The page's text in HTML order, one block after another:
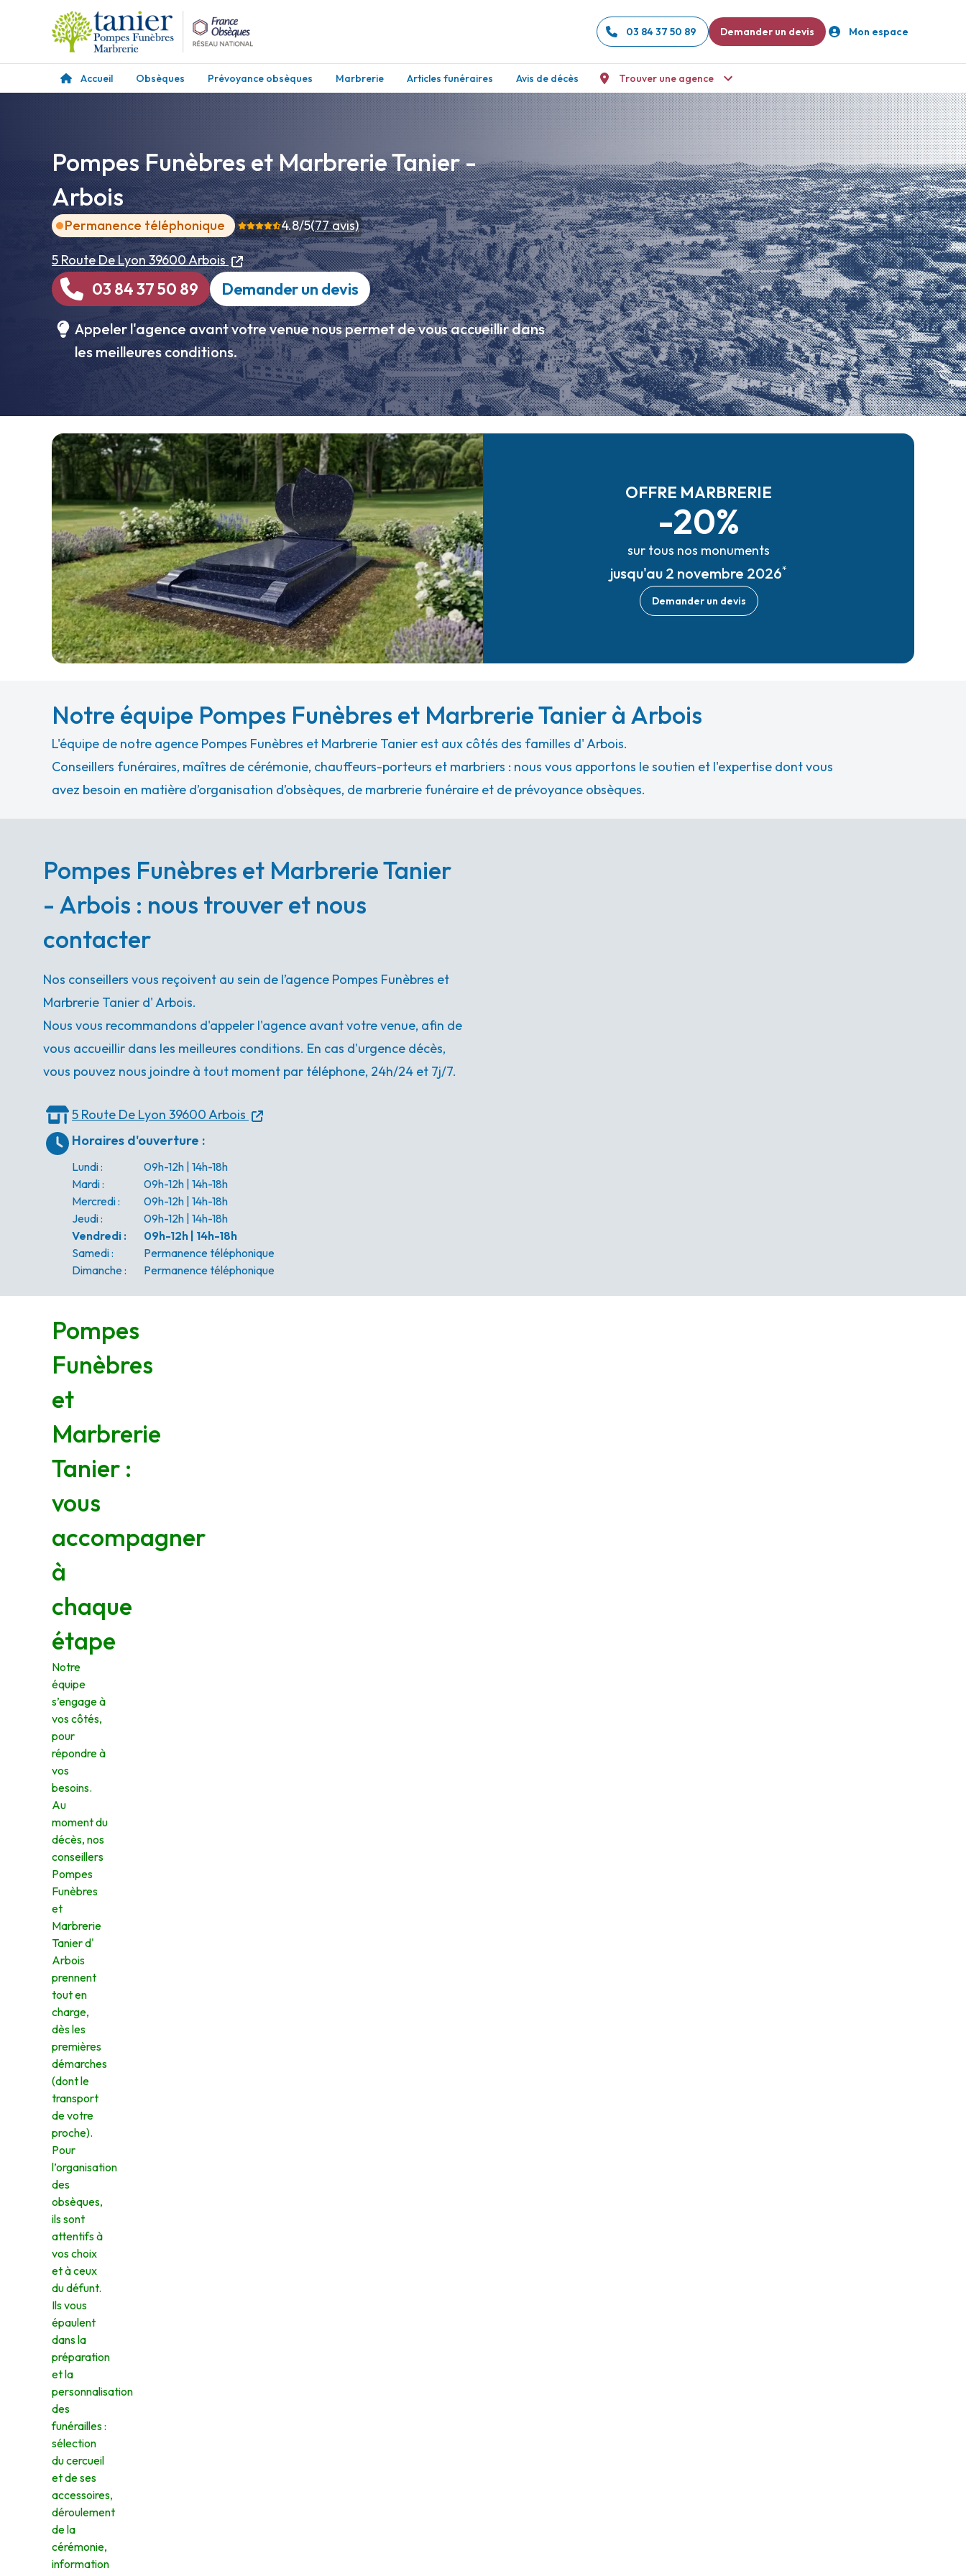
03 84 37 50 89 Demander un devis Mon espace
Accueil Obsèques Prévoyance obsèques Marbrerie Articles funéraires Avis de décès Trouver une agence
Pompes Funèbres et Marbrerie Tanier -
Arbois
Permanence téléphonique 4.8/5(77avis)
5 Route De Lyon39600 Arbois
03 84 37 50 89 Demander un devis
Appeler l'agence avant votre venue nous permet de vous accueillir dans
les meilleures conditions.
OFFRE MARBRERIE
-20%
sur tous nos monuments
jusqu'au 2 novembre 2026*
Demander un devis
Notre équipe Pompes Funèbres et Marbrerie Tanier à Arbois
L'équipe de notre agence Pompes Funèbres et Marbrerie Tanier est aux côtés des familles d' Arbois.
Conseillers funéraires, maîtres de cérémonie, chauffeurs-porteurs et marbriers : nous vous apportons le soutien et l'expertise dont vous
avez besoin en matière d’organisation d’obsèques, de marbrerie funéraire et de prévoyance obsèques.
Pompes Funèbres et Marbrerie Tanier
- Arbois : nous trouver et nous
contacter
Nos conseillers vous reçoivent au sein de l’agence Pompes Funèbres et
Marbrerie Tanier d' Arbois.
Nous vous recommandons d'appeler l'agence avant votre venue, afin de
vous accueillir dans les meilleures conditions. En cas d'urgence décès,
vous pouvez nous joindre à tout moment par téléphone, 24h/24 et 7j/7.
5 Route De Lyon 39600 Arbois
Horaires d'ouverture :
Lundi:
09h-12h | 14h-18h
Mardi:
09h-12h | 14h-18h
Mercredi:
09h-12h | 14h-18h
Jeudi:
09h-12h | 14h-18h
Vendredi :
09h-12h | 14h-18h
Samedi:
Permanence téléphonique
Dimanche: Permanence téléphonique
Pompes
Funèbres
et
Marbrerie
Tanier :
vous
accompagner
à
chaque
étape
Notre
équipe
s’engage à
vos côtés,
pour
répondre à
vos
besoins.
Au
moment du
décès, nos
conseillers
Pompes
Funèbres
et
Marbrerie
Tanier d'
Arbois
prennent
tout en
charge,
dès les
premières
démarches
(dont le
transport
de votre
proche).
Pour
l’organisation
des
obsèques,
ils sont
attentifs à
vos choix
et à ceux
du défunt.
Ils vous
épaulent
dans la
préparation
et la
personnalisation
des
funérailles :
sélection
du cercueil
et de ses
accessoires,
déroulement
de la
cérémonie,
information